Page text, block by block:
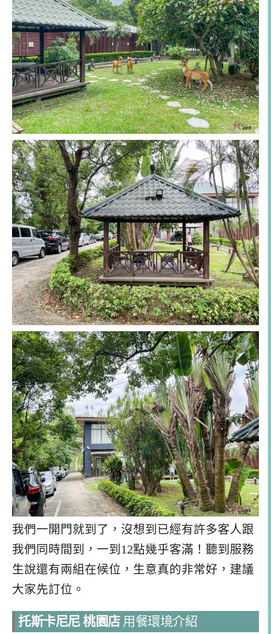
我們一開門就到了，沒想到已經有許多客人跟
我們同時間到，一到12點幾乎客滿！聽到服務
生說還有兩組在候位，生意真的非常好，建議
大家先訂位。
托斯卡尼尼 桃園店 用餐環境介紹